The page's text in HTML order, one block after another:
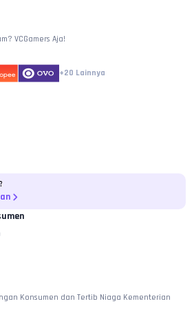
VCGamers Aja!
+20 Lainnya
Konsumen dan Tertib Niaga Kementerian